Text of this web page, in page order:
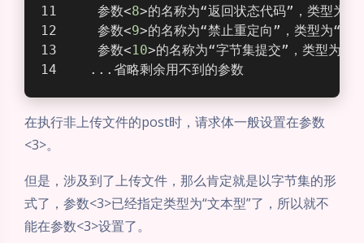
    参数<
8>的名称为“返回状态代码”，类型为“
    参数<
9>的名称为“禁止重定向”，类型为“逻
    参数<
10>的名称为“字节集提交”，类型为“
   ...省略剩余用不到的参数
在执行非上传文件的post时，请求体一般设置在参数
<3>。
但是，涉及到了上传文件，那么肯定就是以字节集的形
式了，参数<3>已经指定类型为“文本型”了，所以就不
能在参数<3>设置了。